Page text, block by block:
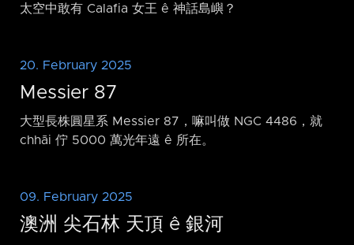
太空中敢有 Calafia 女王 ê 神話島嶼？
20. February 2025
Messier 87
大型長株圓星系 Messier 87，嘛叫做 NGC 4486，就
chhāi 佇 5000 萬光年遠 ê 所在。
09. February 2025
澳洲 尖石林 天頂 ê 銀河